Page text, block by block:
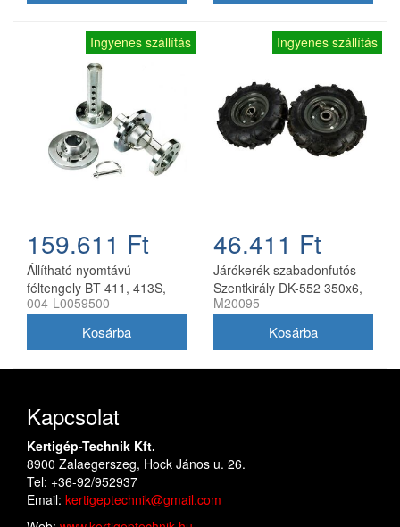
Ingyenes szállítás
159.611 Ft
Állítható nyomtávú
féltengely BT 411, 413S,
417S kultivátorhoz, Bertolini
004-L0059500
Ingyenes szállítás
46.411 Ft
Járókerék szabadonfutós
Szentkirály DK-552 350x6,
párban
M20095
Kapcsolat
Kertigép-Technik Kft.
8900 Zalaegerszeg, Hock János u. 26.
Tel: +36-92/952937
Email: kertigeptechnik@gmail.com